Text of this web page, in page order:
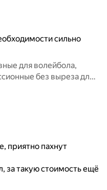
сильно
для волейбола,
без выреза для
приятно пахнут
за такую стоимость ещё